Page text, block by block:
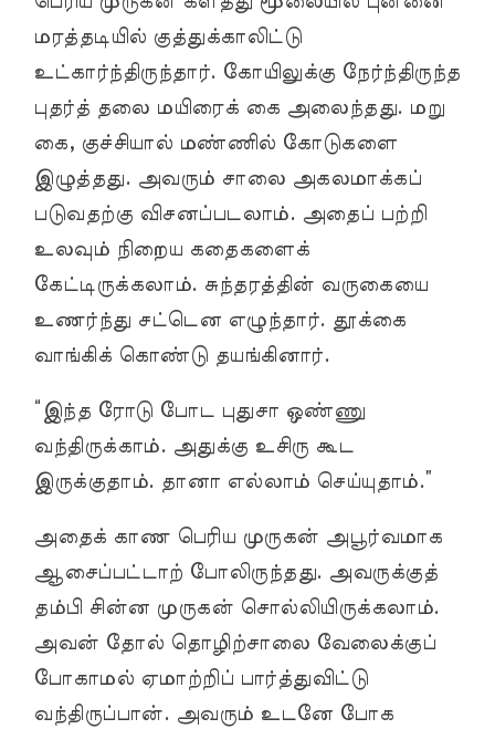
மரத்தடியில் குத்துக்காலிட்டு
உட்கார்ந்திருந்தார். கோயிலுக்கு நேர்ந்திருந்த
புதர்த் தலை மயிரைக் கை அலைந்தது. மறு
கை, குச்சியால் மண்ணில் கோடுகளை
இழுத்தது. அவரும் சாலை அகலமாக்கப்
படுவதற்கு விசனப்படலாம். அதைப் பற்றி
உலவும் நிறைய கதைகளைக்
கேட்டிருக்கலாம். சுந்தரத்தின் வருகையை
உணர்ந்து சட்டென எழுந்தார். தூக்கை
வாங்கிக் கொண்டு தயங்கினார்.
“இந்த ரோடு போட புதுசா ஒண்ணு
வந்திருக்காம். அதுக்கு உசிரு கூட
இருக்குதாம். தானா எல்லாம் செய்யுதாம்.”
அதைக் காண பெரிய முருகன் அபூர்வமாக
ஆசைப்பட்டாற் போலிருந்தது. அவருக்குத்
தம்பி சின்ன முருகன் சொல்லியிருக்கலாம்.
அவன் தோல் தொழிற்சாலை வேலைக்குப்
போகாமல் ஏமாற்றிப் பார்த்துவிட்டு
வந்திருப்பான். அவரும் உடனே போக